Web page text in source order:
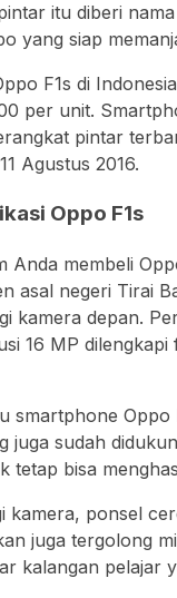
itu diberi nama
yang siap
F1s di
per unit.
pintar
Agustus 2016.
Oppo F1s
Anda membeli
asal negeri Tirai
kamera depan.
16 MP dilengkapi
smartphone Oppo
juga sudah
tetap bisa
kamera, ponsel
juga tergolong
kalangan pelajar